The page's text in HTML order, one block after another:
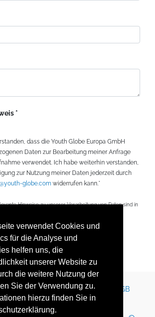
verwendet Cookies und
für die Analyse und
helfen uns, die
unserer Website zu
die weitere Nutzung der
Sie der Verwendung zu.
hierzu finden Sie in
dass die Youth Globe Europa GmbH
Daten zur Bearbeitung meiner Anfrage
verwendet. Ich habe weiterhin verstanden,
zur Nutzung meiner Daten jederzeit durch
globe.com widerrufen kann.*
Hinweise zu unserer Verarbeitung von Daten sind in
sind Pflichtfelder.
Newsletter Karriere
AGB
Nutzungsbedingungen